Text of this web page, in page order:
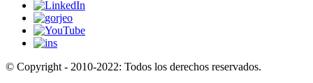
© Copyright - 2010-2022: Todos los derechos reservados.